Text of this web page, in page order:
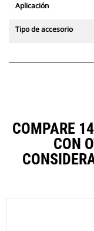
Aplicación
Tipo de accesorio
COMPARE
CON